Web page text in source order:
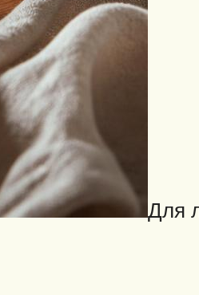
Для